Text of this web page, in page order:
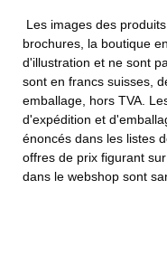
Les images des
brochures, la boutique
d'illustration et ne sont
sont en francs suisses,
emballage, hors TVA.
d'expédition et
énoncés dans les listes
offres de prix figurant
dans le webshop sont